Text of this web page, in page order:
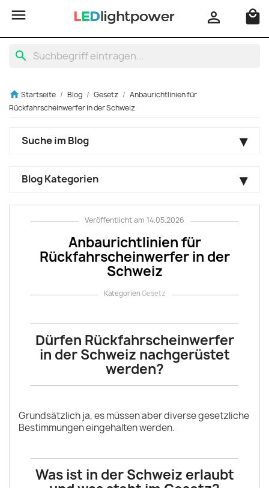
 local_mall

search
home Startseite Blog Gesetz
Anbaurichtlinien für
Rückfahrscheinwerfer in der Schweiz
Suche im Blog
Blog Kategorien
Veröffentlicht am 14.05.2026
Anbaurichtlinien für
Rückfahrscheinwerfer in der
Schweiz
Kategorien Gesetz
Dürfen Rückfahrscheinwerfer
in der Schweiz nachgerüstet
werden?
Grundsätzlich ja, es müssen aber diverse gesetzliche
Bestimmungen eingehalten werden.
Was ist in der Schweiz erlaubt